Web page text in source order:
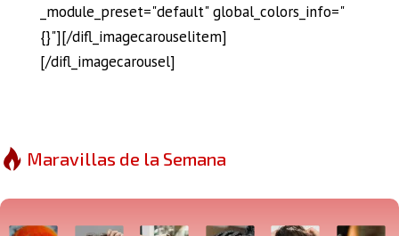
_module_preset="default" global_colors_info="
{}"][/difl_imagecarouselitem]
[/difl_imagecarousel]
Maravillas de la Semana